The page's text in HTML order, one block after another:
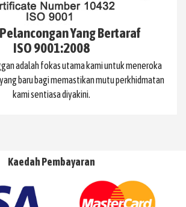
Yang Bertaraf
ISO 9001:2008
adalah fokas utama kami untuk meneroka
baru bagi memastikan mutu perkhidmatan
kami sentiasa diyakini.
Kaedah Pembayaran